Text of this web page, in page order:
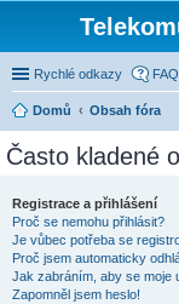
Rychlé odkazy FAQ
Domů Obsah fóra
Často kladené
Registrace a přihlášení
Proč se nemohu přihlásit?
Je vůbec potřeba se
Proč jsem automaticky
Jak zabráním, aby se moje
Zapomněl jsem heslo!